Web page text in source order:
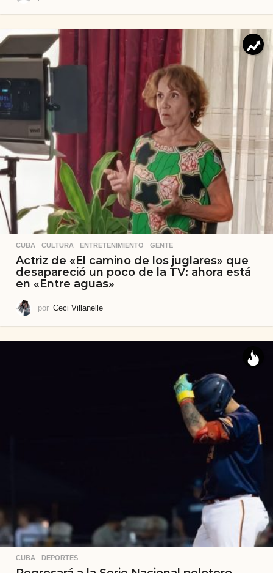
CUBA ,CULTURA ,ENTRETENIMIENTO ,GENTE
Actriz de «El camino de los juglares» que
desapareció un poco de la TV: ahora está
en «Entre aguas»
por Ceci Villanelle
CUBA ,DEPORTES